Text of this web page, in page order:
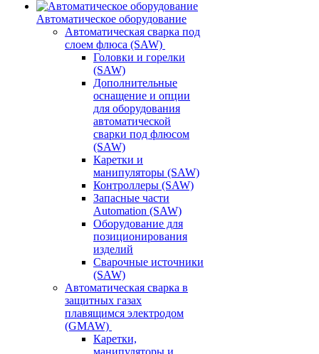
Автоматическое оборудование
Автоматическая сварка под
слоем флюса (SAW)
Головки и горелки
(SAW)
Дополнительные
оснащение и опции
для оборудования
автоматической
сварки под флюсом
(SAW)
Каретки и
манипуляторы (SAW)
Контроллеры (SAW)
Запасные части
Automation (SAW)
Оборудование для
позиционирования
изделий
Сварочные источники
(SAW)
Автоматическая сварка в
защитных газах
плавящимся электродом
(GMAW)
Каретки,
манипуляторы и